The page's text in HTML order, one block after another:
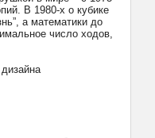
В 1980-х о кубике
а математики до
число ходов,